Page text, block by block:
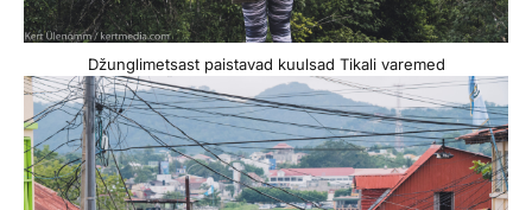
Džunglimetsast paistavad kuulsad Tikali varemed